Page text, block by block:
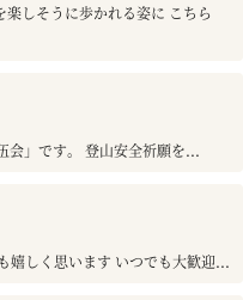
しそうに歩かれる姿に こちら
会」です。 登山安全祈願を...
嬉しく思います いつでも大歓迎...